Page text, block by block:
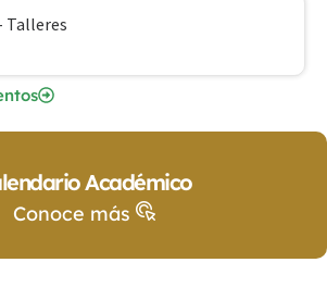
Talleres
Académico
Conoce más